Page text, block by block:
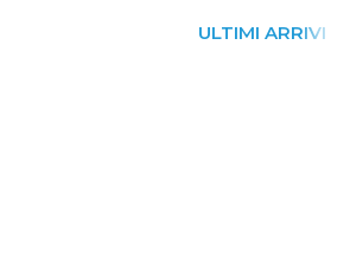
ULTIMI ARRIVI